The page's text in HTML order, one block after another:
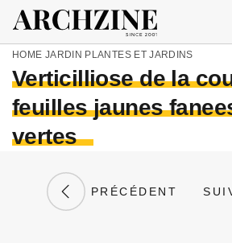
HOME JARDIN PLANTES ET JARDINS
Verticilliose de la
feuilles jaunes
vertes
PRÉCÉDENT